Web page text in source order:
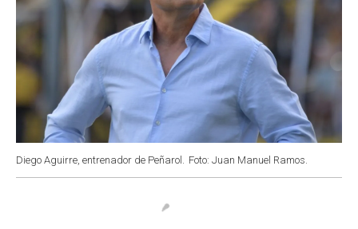
Diego Aguirre, entrenador de Peñarol. Foto: Juan Manuel Ramos.